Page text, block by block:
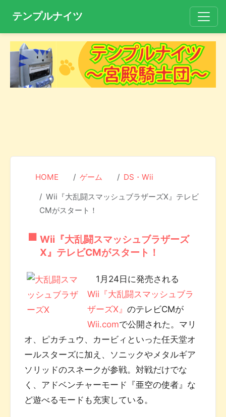
テンプルナイツ
HOME ゲーム DS・Wii
Wii『大乱闘スマッシュブラザーズX』テレビ
CMがスタート！
Wii『大乱闘スマッシュブラザーズ
X』テレビCMがスタート！
1月24日に発売される
Wii『大乱闘スマッシュブラ
ザーズX』 のテレビCMが
Wii.comで公開された。マリ
オ、ピカチュウ、カービィといった任天堂オ
ールスターズに加え、ソニックやメタルギア
ソリッドのスネークが参戦。対戦だけでな
く、アドベンチャーモード『亜空の使者』な
ど遊べるモードも充実している。